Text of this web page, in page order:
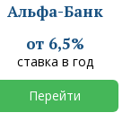
Альфа-Банк
от 6,5%
ставка в год
Перейти